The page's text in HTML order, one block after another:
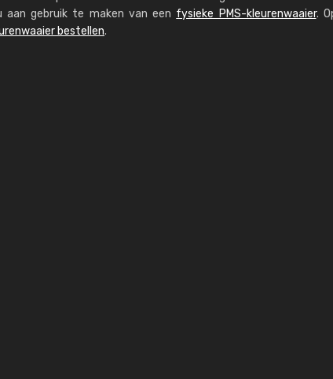
aan gebruik te maken van een fysieke PMS-kleurenwaaier.
bestellen.